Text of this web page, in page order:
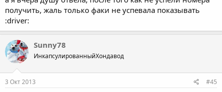
получить, жаль только факи не успевала показывать
:driver:
Sunny78
ИнкапсулированныйХондавод
3 Окт 2013 #45